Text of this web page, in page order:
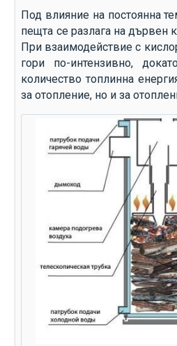
Под влияние на постоянна
пещта се разлага на дървен
При взаимодействие с
гори по-интензивно,
количество топлинна
за отопление, но и за